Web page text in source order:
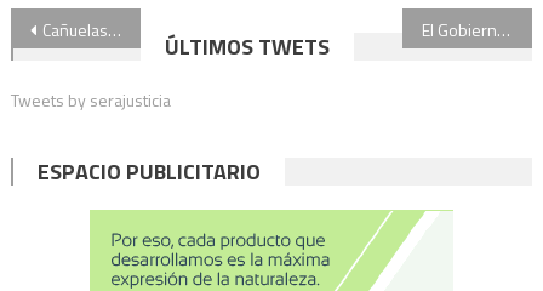
Navegación
de
entradas
Cañuelas: mataron a balazos a una mujer para robarle su celular El Gobierno quitará fondos a la Ciudad para financiar el aumento a la Policía bonaerense: qué dice el decreto
ÚLTIMOS TWETS
Tweets by serajusticia
ESPACIO PUBLICITARIO